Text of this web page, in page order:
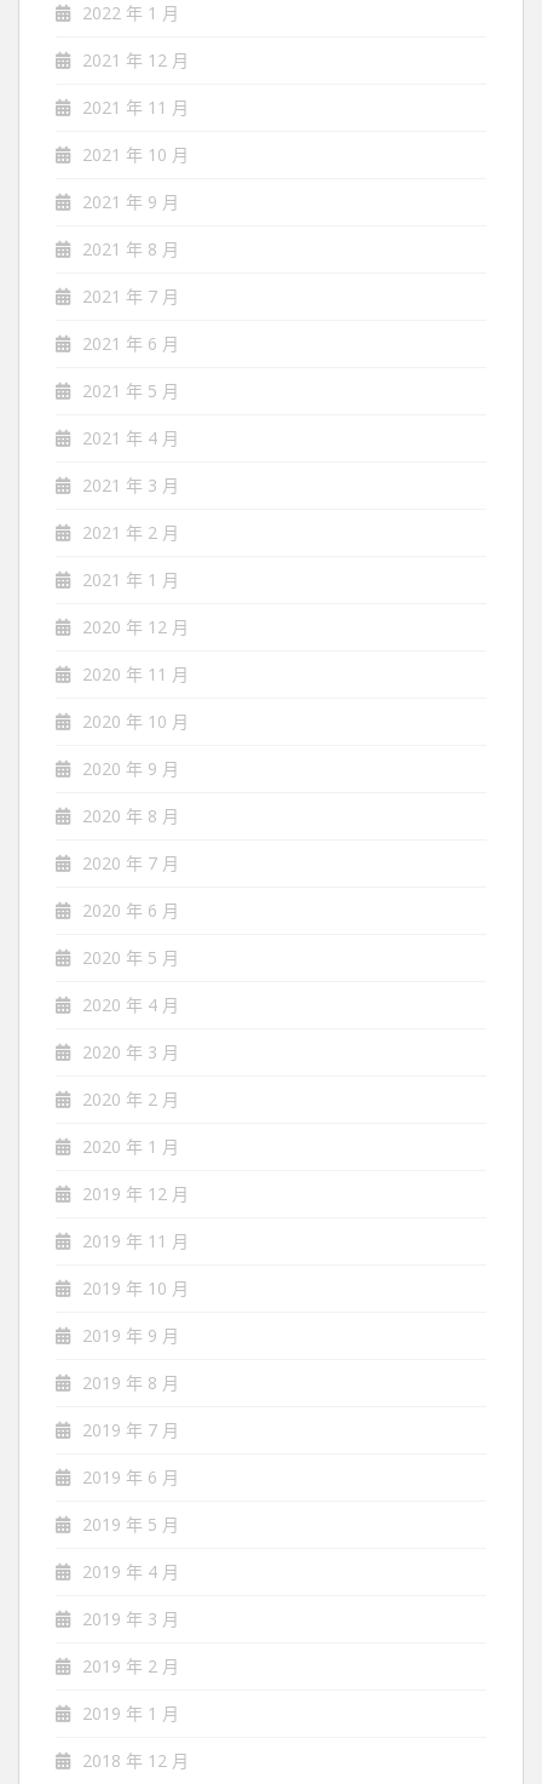
2022 年 1 月
2021 年 12 月
2021 年 11 月
2021 年 10 月
2021 年 9 月
2021 年 8 月
2021 年 7 月
2021 年 6 月
2021 年 5 月
2021 年 4 月
2021 年 3 月
2021 年 2 月
2021 年 1 月
2020 年 12 月
2020 年 11 月
2020 年 10 月
2020 年 9 月
2020 年 8 月
2020 年 7 月
2020 年 6 月
2020 年 5 月
2020 年 4 月
2020 年 3 月
2020 年 2 月
2020 年 1 月
2019 年 12 月
2019 年 11 月
2019 年 10 月
2019 年 9 月
2019 年 8 月
2019 年 7 月
2019 年 6 月
2019 年 5 月
2019 年 4 月
2019 年 3 月
2019 年 2 月
2019 年 1 月
2018 年 12 月